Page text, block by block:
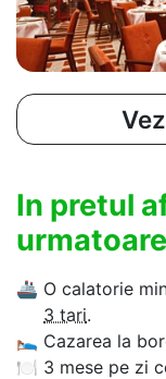
In pretul
🚢 O calatorie
3 tari.
🛌 Cazarea la
🍽 3 mese pe zi